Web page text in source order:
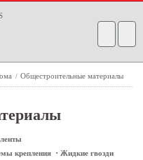
/ Общестроительные материалы
крепления · Жидкие гвозди